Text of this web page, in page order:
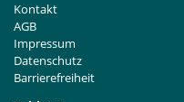
Kontakt
AGB
Impressum
Datenschutz
Barrierefreiheit